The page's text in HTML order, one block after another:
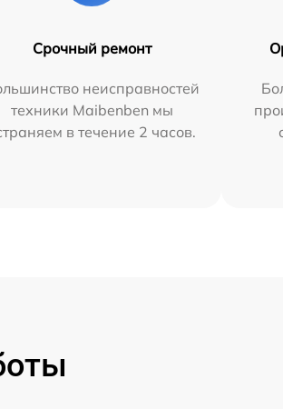
Срочный ремонт
неисправностей
техники Maibenben мы
в течение 2 часов.